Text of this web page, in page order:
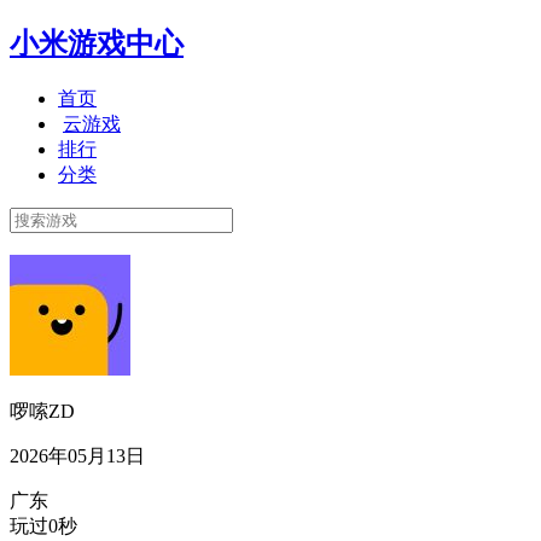
小米游戏中心
首页
云游戏
排行
分类
啰嗦ZD
2026年05月13日
广东
玩过0秒